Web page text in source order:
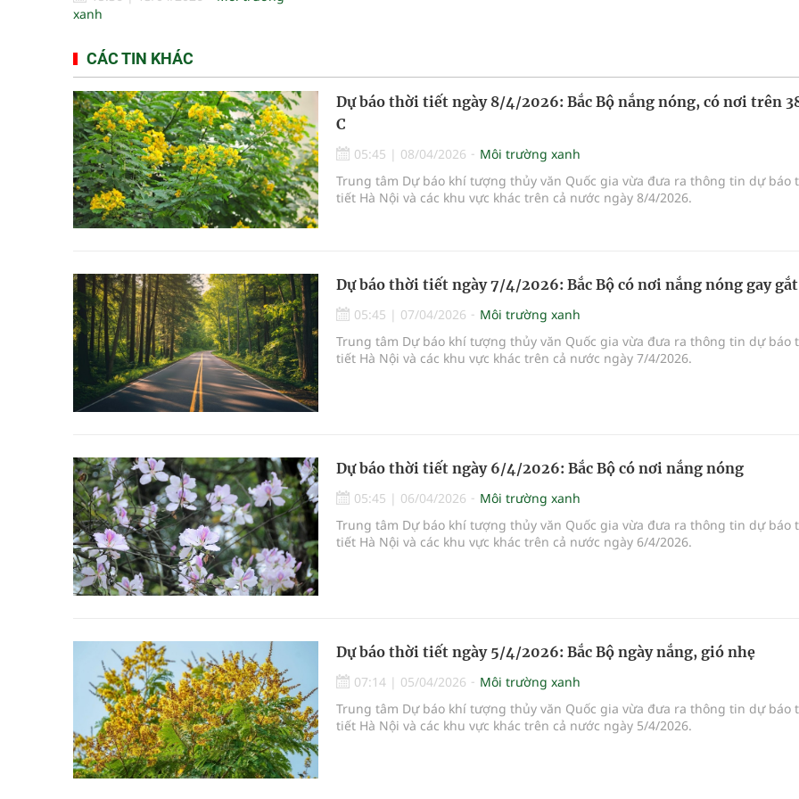
xanh
CÁC TIN KHÁC
Dự báo thời tiết ngày 8/4/2026: Bắc Bộ nắng nóng, có nơi trên
C
05:45 | 08/04/2026
Môi trường xanh
Trung tâm Dự báo khí tượng thủy văn Quốc gia vừa đưa ra thông tin dự báo
tiết Hà Nội và các khu vực khác trên cả nước ngày 8/4/2026.
Dự báo thời tiết ngày 7/4/2026: Bắc Bộ có nơi nắng nóng gay gắt
05:45 | 07/04/2026
Môi trường xanh
Trung tâm Dự báo khí tượng thủy văn Quốc gia vừa đưa ra thông tin dự báo
tiết Hà Nội và các khu vực khác trên cả nước ngày 7/4/2026.
Dự báo thời tiết ngày 6/4/2026: Bắc Bộ có nơi nắng nóng
05:45 | 06/04/2026
Môi trường xanh
Trung tâm Dự báo khí tượng thủy văn Quốc gia vừa đưa ra thông tin dự báo
tiết Hà Nội và các khu vực khác trên cả nước ngày 6/4/2026.
Dự báo thời tiết ngày 5/4/2026: Bắc Bộ ngày nắng, gió nhẹ
07:14 | 05/04/2026
Môi trường xanh
Trung tâm Dự báo khí tượng thủy văn Quốc gia vừa đưa ra thông tin dự báo
tiết Hà Nội và các khu vực khác trên cả nước ngày 5/4/2026.